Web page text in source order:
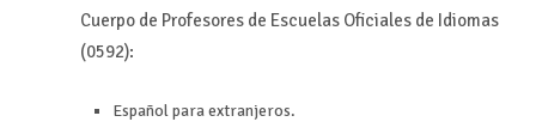
Cuerpo de Profesores de Escuelas Oficiales de Idiomas
(0592):
Español para extranjeros.